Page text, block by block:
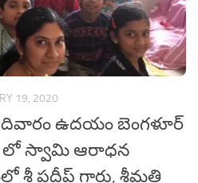
19, 2020
ఉదయం బెంగళూర్
లో స్వామి ఆరాధన
శ్రీ ప్రదీప్ గారు, శ్రీమతి